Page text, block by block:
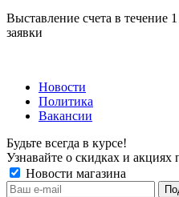
Выставление счета в течение
заявки
Новости
Политика
Вакансии
Будьте всегда в курсе!
Узнавайте о скидках и акциях
Новости магазина